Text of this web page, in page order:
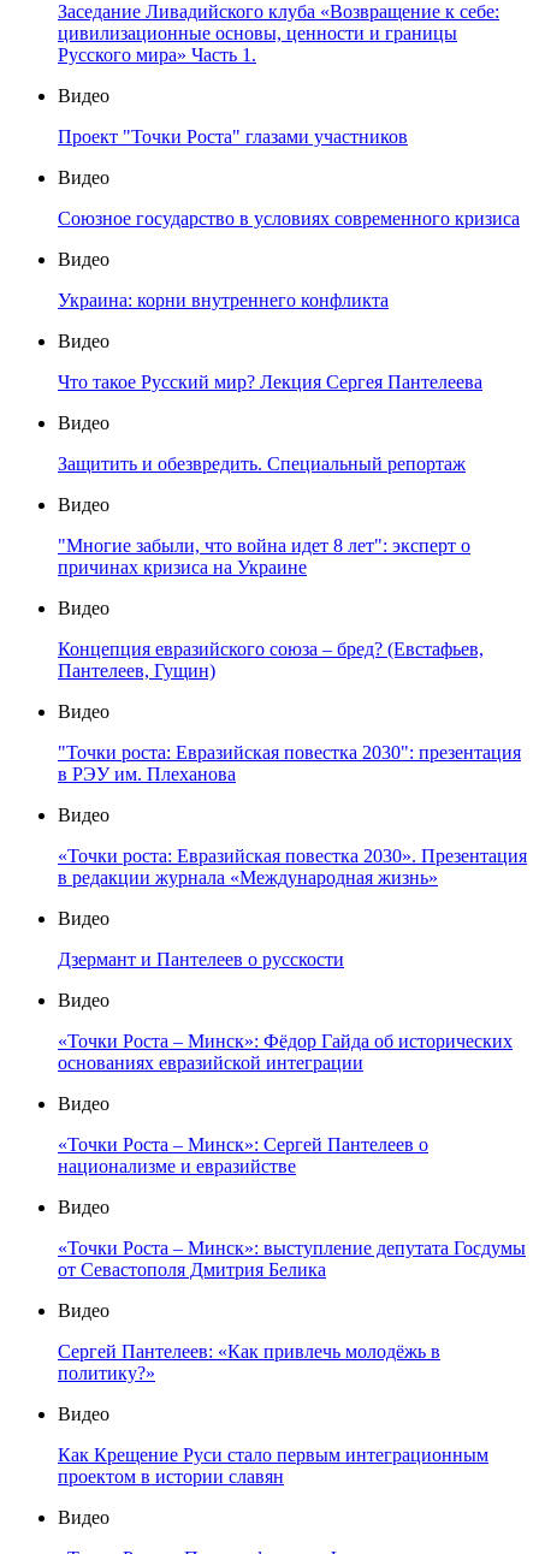
Заседание Ливадийского клуба «Возвращение к себе:
цивилизационные основы, ценности и границы
Русского мира» Часть 1.
Видео
Проект "Точки Роста" глазами участников
Видео
Союзное государство в условиях современного кризиса
Видео
Украина: корни внутреннего конфликта
Видео
Что такое Русский мир? Лекция Сергея Пантелеева
Видео
Защитить и обезвредить. Специальный репортаж
Видео
"Многие забыли, что война идет 8 лет": эксперт о
причинах кризиса на Украине
Видео
Концепция евразийского союза – бред? (Евстафьев,
Пантелеев, Гущин)
Видео
"Точки роста: Евразийская повестка 2030": презентация
в РЭУ им. Плеханова
Видео
«Точки роста: Евразийская повестка 2030». Презентация
в редакции журнала «Международная жизнь»
Видео
Дзермант и Пантелеев о русскости
Видео
«Точки Роста – Минск»: Фёдор Гайда об исторических
основаниях евразийской интеграции
Видео
«Точки Роста – Минск»: Сергей Пантелеев о
национализме и евразийстве
Видео
«Точки Роста – Минск»: выступление депутата Госдумы
от Севастополя Дмитрия Белика
Видео
Сергей Пантелеев: «Как привлечь молодёжь в
политику?»
Видео
Как Крещение Руси стало первым интеграционным
проектом в истории славян
Видео